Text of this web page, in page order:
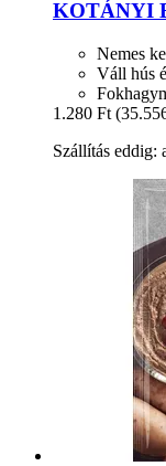
KOTÁNYI
Nemes
Váll hús
1.280 Ft
Szállítás eddig: